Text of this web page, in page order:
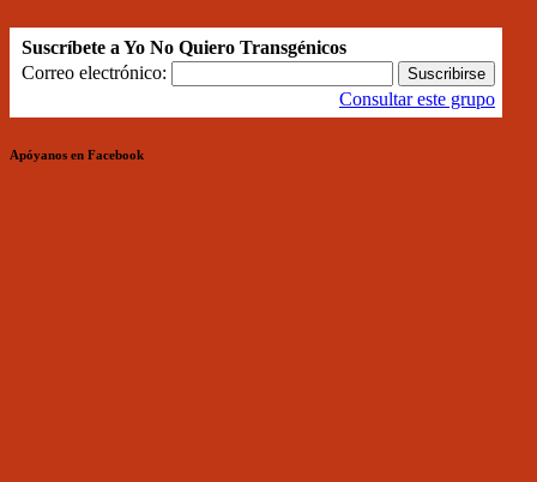
Suscríbete a Yo No Quiero Transgénicos
Correo electrónico:
Consultar este grupo
Apóyanos en Facebook